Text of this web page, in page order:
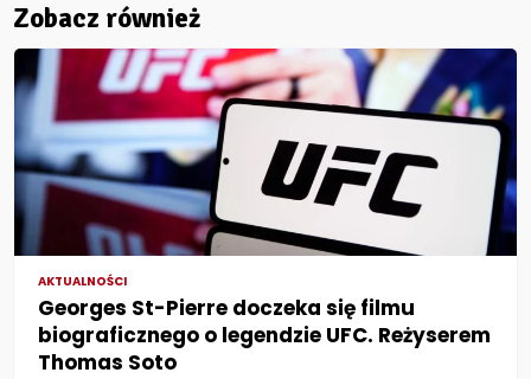
Zobacz również
AKTUALNOŚCI
Georges St-Pierre doczeka się filmu
biograficznego o legendzie UFC. Reżyserem
Thomas Soto